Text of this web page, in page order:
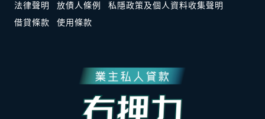
法律聲明 放債人條例
私隱政策及個人資料收集聲明
借貸條款
使用條款